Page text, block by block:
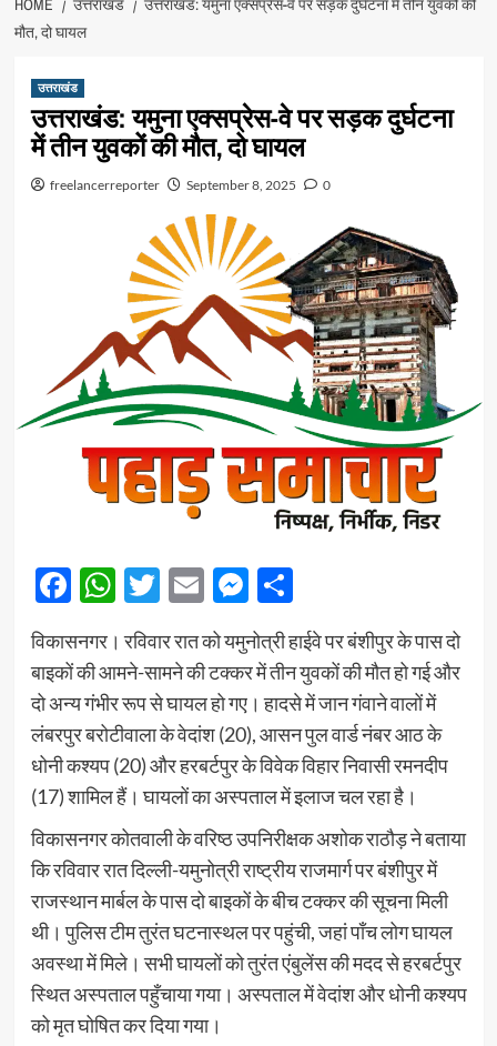
HOME उत्तराखंड
उत्तराखंड: यमुना एक्सप्रेस-वे पर सड़क दुर्घटना में तीन युवकों की
मौत, दो घायल
उत्तराखंड
उत्तराखंड: यमुना एक्सप्रेस-वे पर सड़क दुर्घटना
में तीन युवकों की मौत, दो घायल
freelancerreporter September 8, 2025 0
Facebook
WhatsApp
Twitter
EmailMessenger
Share
​विकासनगर। रविवार रात को यमुनोत्री हाईवे पर बंशीपुर के पास दो
बाइकों की आमने-सामने की टक्कर में तीन युवकों की मौत हो गई और
दो अन्य गंभीर रूप से घायल हो गए। हादसे में जान गंवाने वालों में
लंबरपुर बरोटीवाला के वेदांश (20), आसन पुल वार्ड नंबर आठ के
धोनी कश्यप (20) और हरबर्टपुर के विवेक विहार निवासी रमनदीप
(17) शामिल हैं। घायलों का अस्पताल में इलाज चल रहा है।
​विकासनगर कोतवाली के वरिष्ठ उपनिरीक्षक अशोक राठौड़ ने बताया
कि रविवार रात दिल्ली-यमुनोत्री राष्ट्रीय राजमार्ग पर बंशीपुर में
राजस्थान मार्बल के पास दो बाइकों के बीच टक्कर की सूचना मिली
थी। पुलिस टीम तुरंत घटनास्थल पर पहुंची, जहां पाँच लोग घायल
अवस्था में मिले। सभी घायलों को तुरंत एंबुलेंस की मदद से हरबर्टपुर
स्थित अस्पताल पहुँचाया गया। अस्पताल में वेदांश और धोनी कश्यप
को मृत घोषित कर दिया गया।